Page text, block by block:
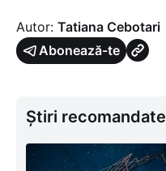
Autor: Tatiana Cebotari
Abonează-te
Știri recomandate